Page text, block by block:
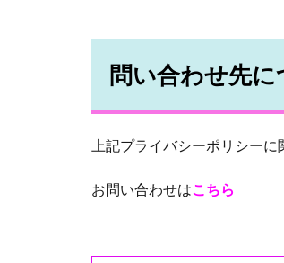
問い合わせ先に
上記プライバシーポリシー
お問い合わせはこちら